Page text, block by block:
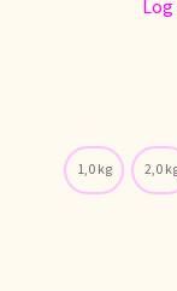
Nuestra visión del
1,0 kg 2,0